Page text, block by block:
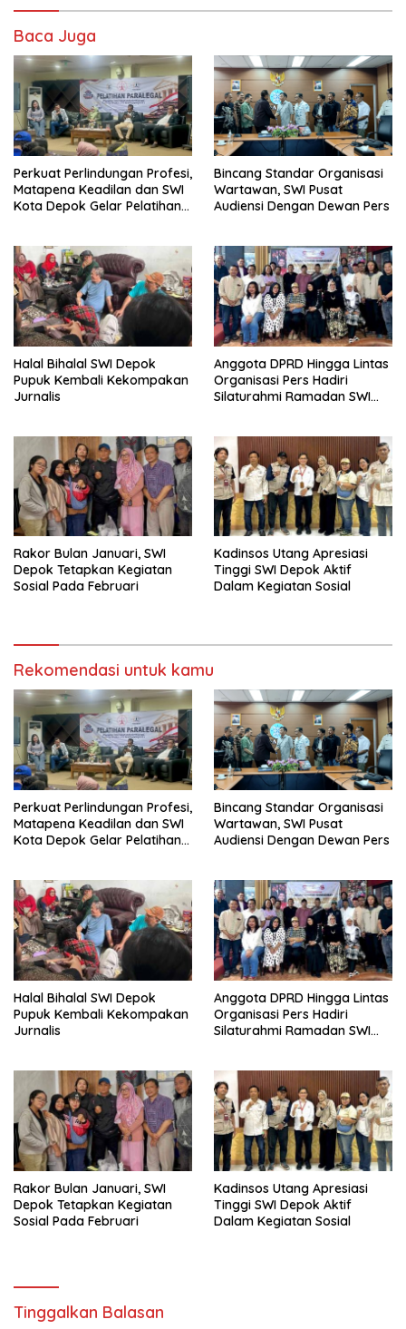
Baca Juga
Perkuat Perlindungan Profesi,
Matapena Keadilan dan SWI
Kota Depok Gelar Pelatihan
Bincang Standar Organisasi
Wartawan, SWI Pusat
Audiensi Dengan Dewan Pers
Halal Bihalal SWI Depok
Pupuk Kembali Kekompakan
Jurnalis
Anggota DPRD Hingga Lintas
Organisasi Pers Hadiri
Silaturahmi Ramadan SWI
Rakor Bulan Januari, SWI
Depok Tetapkan Kegiatan
Sosial Pada Februari
Kadinsos Utang Apresiasi
Tinggi SWI Depok Aktif
Dalam Kegiatan Sosial
Rekomendasi untuk kamu
Perkuat Perlindungan Profesi,
Matapena Keadilan dan SWI
Kota Depok Gelar Pelatihan
Bincang Standar Organisasi
Wartawan, SWI Pusat
Audiensi Dengan Dewan Pers
Halal Bihalal SWI Depok
Pupuk Kembali Kekompakan
Jurnalis
Anggota DPRD Hingga Lintas
Organisasi Pers Hadiri
Silaturahmi Ramadan SWI
Rakor Bulan Januari, SWI
Depok Tetapkan Kegiatan
Sosial Pada Februari
Kadinsos Utang Apresiasi
Tinggi SWI Depok Aktif
Dalam Kegiatan Sosial
Tinggalkan Balasan